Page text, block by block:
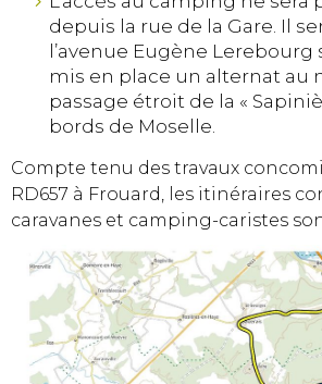
depuis la rue de la Gare. Il
l’avenue Eugène Lerebourg
mis en place un alternat au
passage étroit de la «
bords de Moselle.
Compte tenu des travaux
RD657 à Frouard, les itinéraires
caravanes et camping-caristes